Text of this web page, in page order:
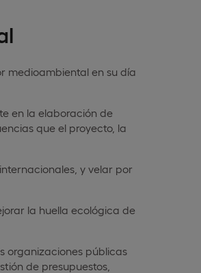
medioambiental en su día
en la elaboración de
que el proyecto, la
y velar por
la huella ecológica de
organizaciones públicas
de presupuestos,